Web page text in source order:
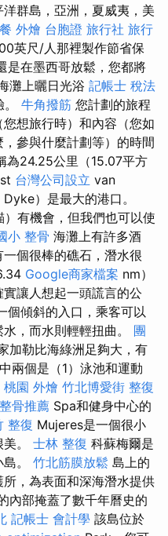
群島，亞洲，夏威夷，美
外燴 台胞證 旅行社 旅行
英尺/人那裡製作節省保
是在墨西哥放鬆，您都將
灘上曬日光浴 記帳士 稅法
牛角撥筋 您計劃的旅程
想旅行時）和內容（您如
參與什麼計劃等）的時間
為24.25公里（15.07平方
台灣公司設立 van
Dyke）是最大的港口。
有機會，但我們也可以使
小 整骨 海灘上有許多酒
個很棒的礁石，潛水很
Google商家檔案 nm）
讓人想起一頭謊言的公
個傾斜的入口，乘客可以
，而水則輕輕扭曲。 團
加勒比海綠洲足夠大，有
兩個是（1）泳池和運動
桃園 外燴 竹北博愛街 整復
骨推薦 Spa和健身中心的
整復 Mujeres是一個很小
。 士林 整復 科蘇梅爾是
。 竹北筋膜放鬆 島上的
，為表面和深海潛水提供
內部掩蓋了數千年曆史的
記帳士 會計學 該島位於